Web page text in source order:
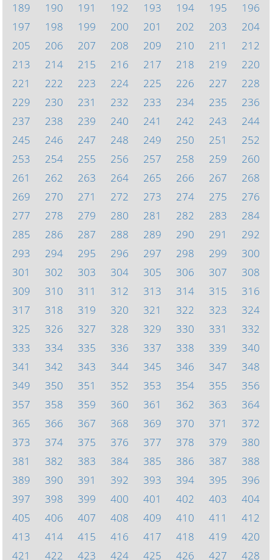
189
190 191 192 193 194 195
196
197
198 199 200 201 202 203
204
205
206 207 208 209 210 211
212
213
214 215 216 217 218 219
220
221
222 223 224 225 226 227
228
229
230 231 232 233 234 235
236
237
238 239 240 241 242 243
244
245
246 247 248 249 250 251
252
253
254 255 256 257 258 259
260
261
262 263 264 265 266 267
268
269
270 271 272 273 274 275
276
277
278 279 280 281 282 283
284
285
286 287 288 289 290 291
292
293
294 295 296 297 298 299
300
301
302 303 304 305 306 307
308
309
310 311 312 313 314 315
316
317
318 319 320 321 322 323
324
325
326 327 328 329 330 331
332
333
334 335 336 337 338 339
340
341
342 343 344 345 346 347
348
349
350 351 352 353 354 355
356
357
358 359 360 361 362 363
364
365
366 367 368 369 370 371
372
373
374 375 376 377 378 379
380
381
382 383 384 385 386 387
388
389
390 391 392 393 394 395
396
397
398 399 400 401 402 403
404
405
406 407 408 409 410 411
412
413
414 415 416 417 418 419
420
421
422 423 424 425 426 427 428